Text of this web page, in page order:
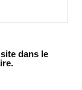
dans le